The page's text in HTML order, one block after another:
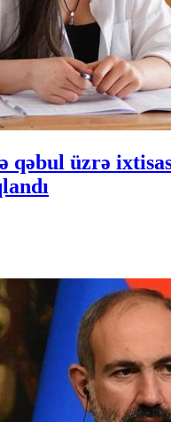
qəbul üzrə